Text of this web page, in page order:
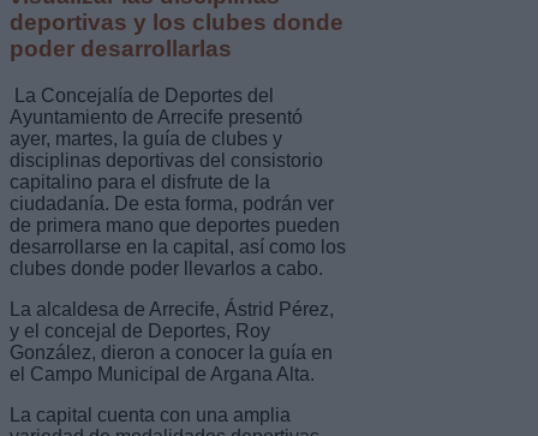
deportivas y los clubes donde
poder desarrollarlas
La Concejalía de Deportes del
Ayuntamiento de Arrecife presentó
ayer, martes, la guía de clubes y
disciplinas deportivas del consistorio
capitalino para el disfrute de la
ciudadanía. De esta forma, podrán ver
de primera mano que deportes pueden
desarrollarse en la capital, así como los
clubes donde poder llevarlos a cabo.
La alcaldesa de Arrecife, Ástrid Pérez,
y el concejal de Deportes, Roy
González, dieron a conocer la guía en
el Campo Municipal de Argana Alta.
La capital cuenta con una amplia